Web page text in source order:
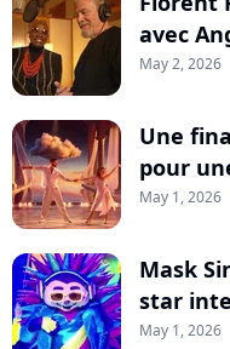
avec
May 2, 2026
Une
pour
May 1, 2026
Mask
star
May 1, 2026